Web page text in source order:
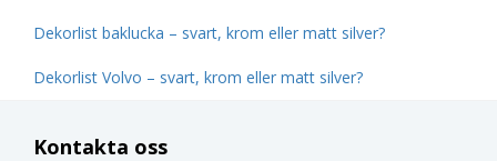
Dekorlist baklucka – svart, krom eller matt silver?
Dekorlist Volvo – svart, krom eller matt silver?
Kontakta oss